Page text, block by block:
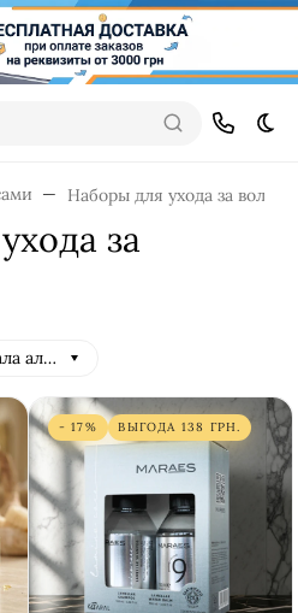
Наборы для ухода за
за
алфавита
- 17% ВЫГОДА 138 ГРН.